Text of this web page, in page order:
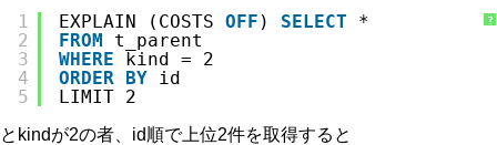
?
1
2
3
4
5
EXPLAIN (COSTS OFF ) SELECT
*
FROM
t_parent
WHERE
kind = 2
ORDER
BY
id
LIMIT 2
とkindが2の者、id順で上位2件を取得すると